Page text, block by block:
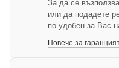
За да се
или да подадете
по удобен за Вас
Повече за